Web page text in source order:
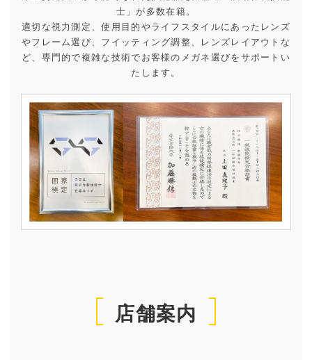
士」が多数在籍。
適切な視力測定、使用目的やライフスタイルにあったレンズ
やフレーム選び、フイッティング調整、レンズレイアウトな
ど、専門的で複雑な技術でお客様のメガネ選びをサポートい
たします。
店舗案内